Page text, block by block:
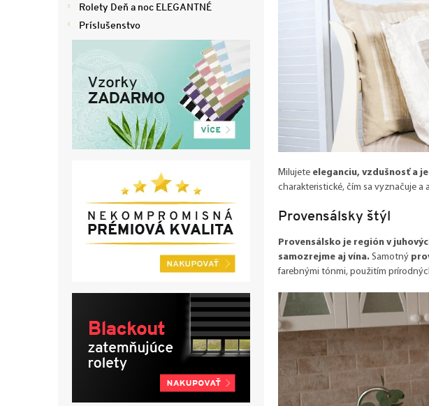
Rolety Deň a noc ELEGANTNÉ
Príslušenstvo
Milujete eleganciu, vzdušnosť a
charakteristické, čím sa vyznačuje a
Provensálsky štýl
Provensálsko je región v
samozrejme aj vína. Samotný
farebnými tónmi, použitím